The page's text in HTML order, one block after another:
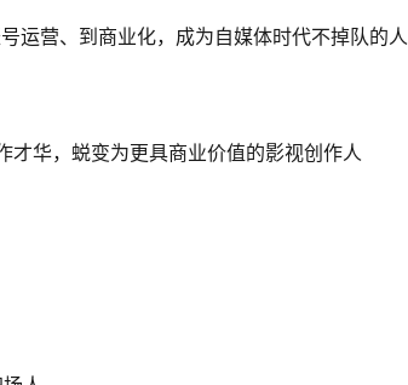
运营、到商业化，成为自媒体时代不掉队的人
才华，蜕变为更具商业价值的影视创作人